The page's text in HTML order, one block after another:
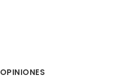
OPINIONES